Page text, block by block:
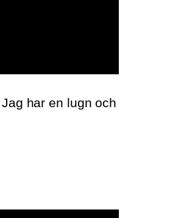
har en lugn och